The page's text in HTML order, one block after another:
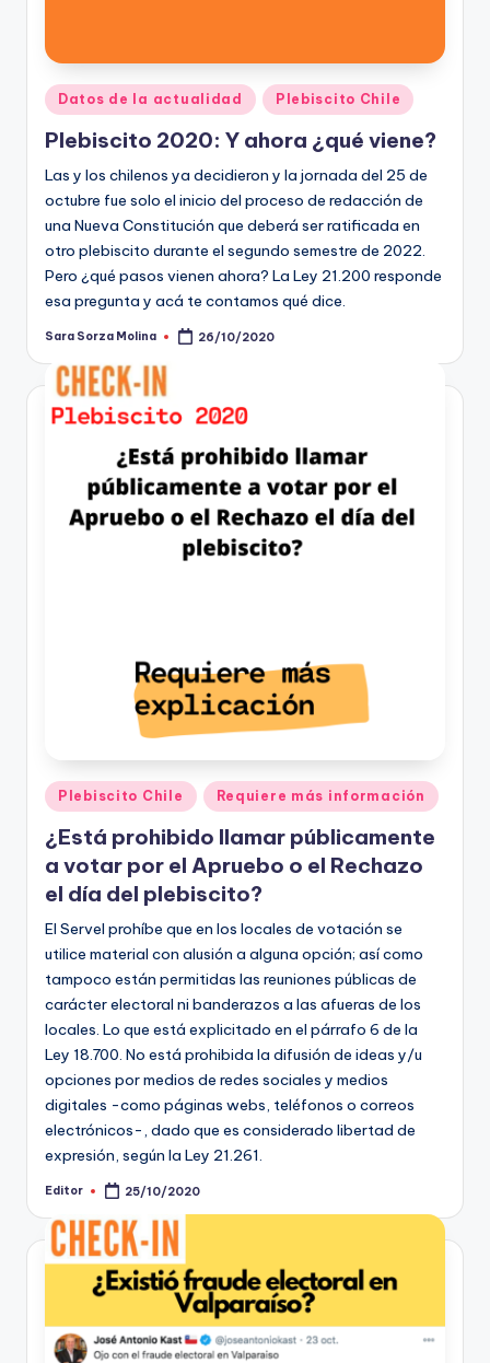
Publicado
en
Datos de la actualidad Plebiscito Chile
Plebiscito 2020: Y ahora ¿qué viene?
Las y los chilenos ya decidieron y la jornada del 25 de
octubre fue solo el inicio del proceso de redacción de
una Nueva Constitución que deberá ser ratificada en
otro plebiscito durante el segundo semestre de 2022.
Pero ¿qué pasos vienen ahora? La Ley 21.200 responde
esa pregunta y acá te contamos qué dice.
Publicado
Sara Sorza Molina 26/10/2020
Publicado
en
Plebiscito Chile Requiere más información
¿Está prohibido llamar públicamente
a votar por el Apruebo o el Rechazo
el día del plebiscito?
El Servel prohíbe que en los locales de votación se
utilice material con alusión a alguna opción; así como
tampoco están permitidas las reuniones públicas de
carácter electoral ni banderazos a las afueras de los
locales. Lo que está explicitado en el párrafo 6 de la
Ley 18.700. No está prohibida la difusión de ideas y/u
opciones por medios de redes sociales y medios
digitales -como páginas webs, teléfonos o correos
electrónicos-, dado que es considerado libertad de
expresión, según la Ley 21.261.
Publicado
Editor 25/10/2020